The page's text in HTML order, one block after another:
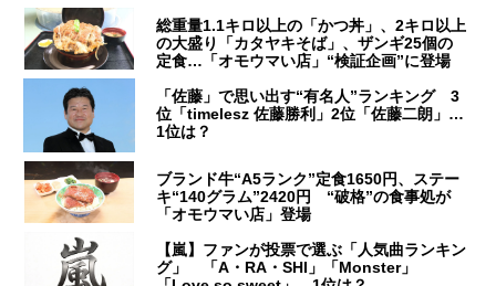
総重量1.1キロ以上の「かつ丼」、2キロ以上
の大盛り「カタヤキそば」、ザンギ25個の
定食…「オモウマい店」“検証企画”に登場
「佐藤」で思い出す“有名人”ランキング 3
位「timelesz 佐藤勝利」2位「佐藤二朗」…
1位は？
ブランド牛“A5ランク”定食1650円、ステー
キ“140グラム”2420円 “破格”の食事処が
「オモウマい店」登場
【嵐】ファンが投票で選ぶ「人気曲ランキン
グ」 「A・RA・SHI」「Monster」